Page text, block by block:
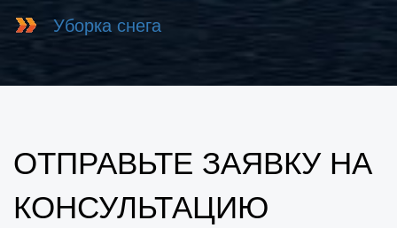
Уборка снега
ОТПРАВЬТЕ ЗАЯВКУ НА
КОНСУЛЬТАЦИЮ